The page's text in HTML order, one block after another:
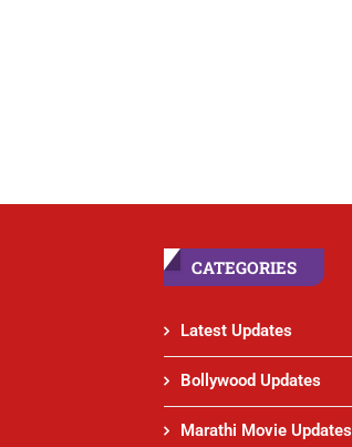
CATEGORIES
Latest Updates
Bollywood Updates
Marathi Movie Updates